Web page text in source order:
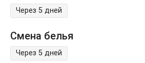
Через 5 дней
Смена белья
Через 5 дней